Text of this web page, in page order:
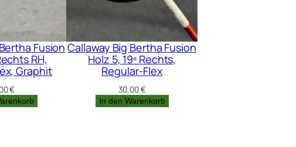
Fusion
RH,
Graphit
€
Callaway Big Bertha Fusion
Holz 5, 19º Rechts,
Regular-Flex
30,00€
In den Warenkorb